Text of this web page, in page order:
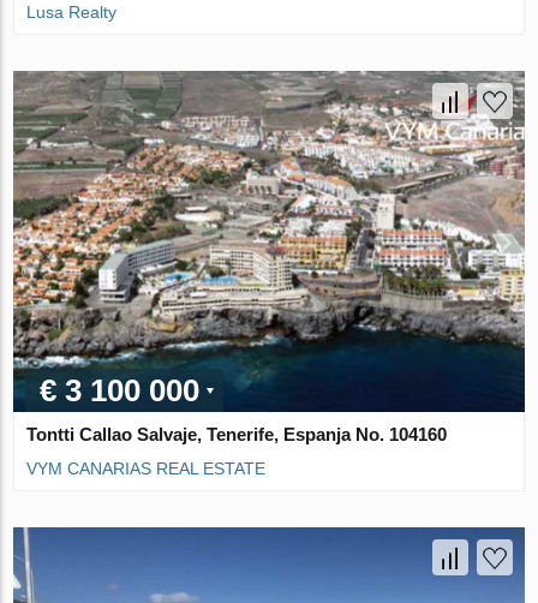
Lusa Realty
€ 3 100 000
Tontti Callao Salvaje, Tenerife, Espanja No. 104160
VYM CANARIAS REAL ESTATE